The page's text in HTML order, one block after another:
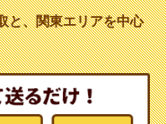
と、関東エリアを中心